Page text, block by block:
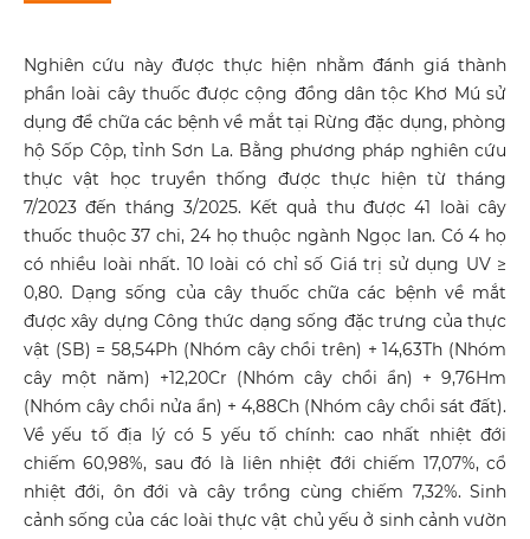
Nghiên cứu này được thực hiện nhằm đánh giá thành
phần loài cây thuốc được cộng đồng dân tộc Khơ Mú sử
dụng để chữa các bệnh về mắt tại Rừng đặc dụng, phòng
hộ Sốp Cộp, tỉnh Sơn La. Bằng phương pháp nghiên cứu
thực vật học truyền thống được thực hiện từ tháng
7/2023 đến tháng 3/2025. Kết quả thu được 41 loài cây
thuốc thuộc 37 chi, 24 họ thuộc ngành Ngọc lan. Có 4 họ
có nhiều loài nhất. 10 loài có chỉ số Giá trị sử dụng UV ≥
0,80. Dạng sống của cây thuốc chữa các bệnh về mắt
được xây dựng Công thức dạng sống đặc trưng của thực
vật (SB) = 58,54Ph (Nhóm cây chồi trên) + 14,63Th (Nhóm
cây một năm) +12,20Cr (Nhóm cây chồi ẩn) + 9,76Hm
(Nhóm cây chồi nửa ẩn) + 4,88Ch (Nhóm cây chồi sát đất).
Về yếu tố địa lý có 5 yếu tố chính: cao nhất nhiệt đới
chiếm 60,98%, sau đó là liên nhiệt đới chiếm 17,07%, cổ
nhiệt đới, ôn đới và cây trồng cùng chiếm 7,32%. Sinh
cảnh sống của các loài thực vật chủ yếu ở sinh cảnh vườn